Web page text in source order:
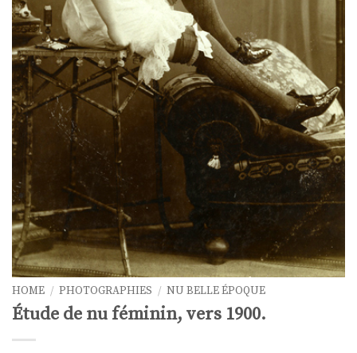
HOME / PHOTOGRAPHIES / NU BELLE ÉPOQUE
Étude de nu féminin, vers 1900.